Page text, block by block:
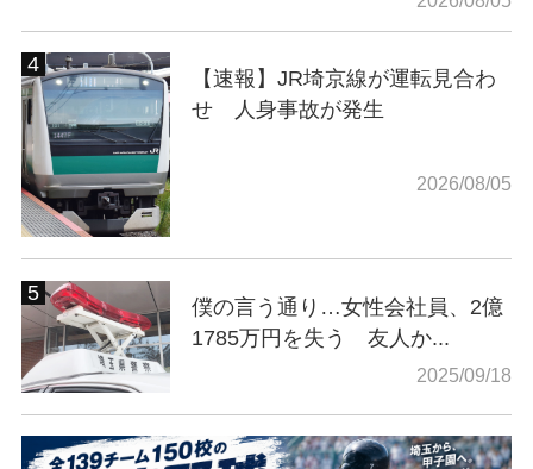
【速報】JR埼京線が運転見合わ
せ 人身事故が発生
2026/08/05
僕の言う通り…女性会社員、2億
1785万円を失う 友人か...
2025/09/18